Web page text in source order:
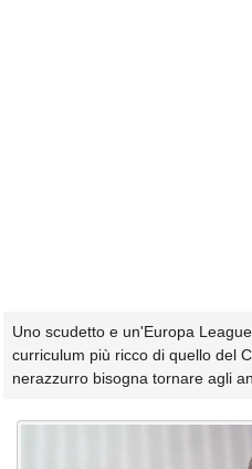
Uno scudetto e un'Europa
curriculum più ricco di quello del
nerazzurro bisogna tornare agli